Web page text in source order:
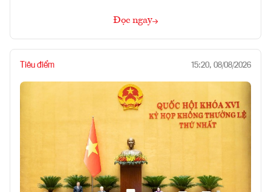
Đọc ngay
Tiêu điểm 15:20, 08/08/2026